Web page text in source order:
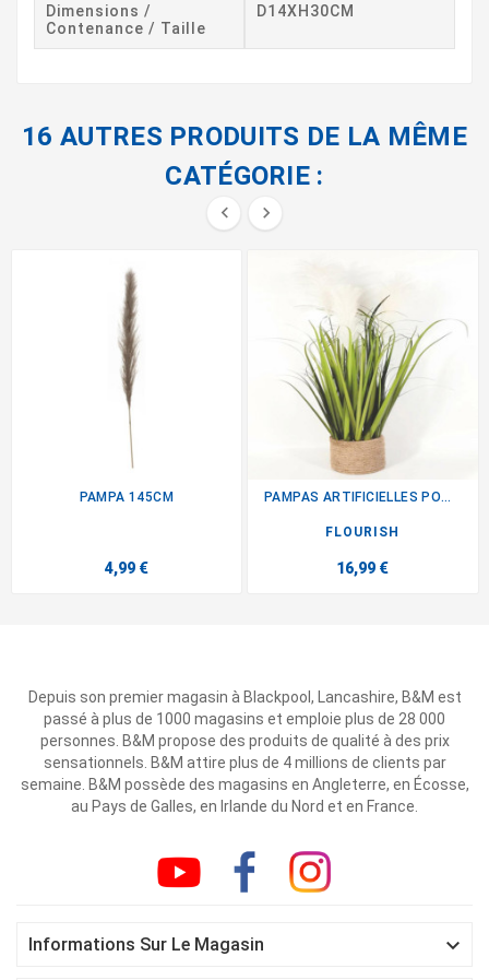
Dimensions /
Contenance / Taille
D14XH30CM
16 AUTRES PRODUITS DE LA MÊME
CATÉGORIE :
 
PAMPA 145CM
4,99 €
PAMPAS ARTIFICIELLES POT CORDE
FLOURISH
16,99 €
Depuis son premier magasin à Blackpool, Lancashire, B&M est
passé à plus de 1000 magasins et emploie plus de 28 000
personnes. B&M propose des produits de qualité à des prix
sensationnels. B&M attire plus de 4 millions de clients par
semaine. B&M possède des magasins en Angleterre, en Écosse,
au Pays de Galles, en Irlande du Nord et en France.
Informations Sur Le Magasin 